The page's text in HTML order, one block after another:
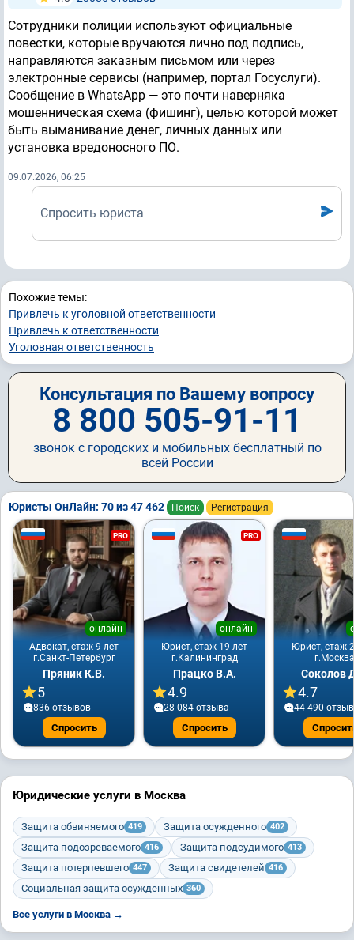
Сотрудники полиции используют официальные
повестки, которые вручаются лично под подпись,
направляются заказным письмом или через
электронные сервисы (например, портал Госуслуги).
Сообщение в WhatsApp — это почти наверняка
мошенническая схема (фишинг), целью которой может
быть выманивание денег, личных данных или
установка вредоносного ПО.
09.07.2026, 06:25
Спросить юриста
Похожие темы:
Привлечь к уголовной ответственности
Привлечь к ответственности
Уголовная ответственность
Консультация по Вашему вопросу
8 800 505-91-11
звонок с городских и мобильных бесплатный по
всей России
Юристы ОнЛайн: 70 из 47 462 Поиск Регистрация
PRO
Адвокат, стаж 9 лет
онлайн
г.Санкт-Петербург
Пряник К.В.
5
836 отзывов
Спросить
PRO
Юрист, стаж 19 лет
онлайн
г.Калининград
Працко В.А.
4.9
28 084 отзывa
Спросить
Юрист, стаж
г.Москва
Соколов
4.7
44 490
Юридические услуги в Москва
Защита обвиняемого 419 Защита осужденного 402
Защита подозреваемого 416 Защита подсудимого 413
Защита потерпевшего 447 Защита свидетелей 416
Социальная защита осужденных 360
Все услуги в Москва →